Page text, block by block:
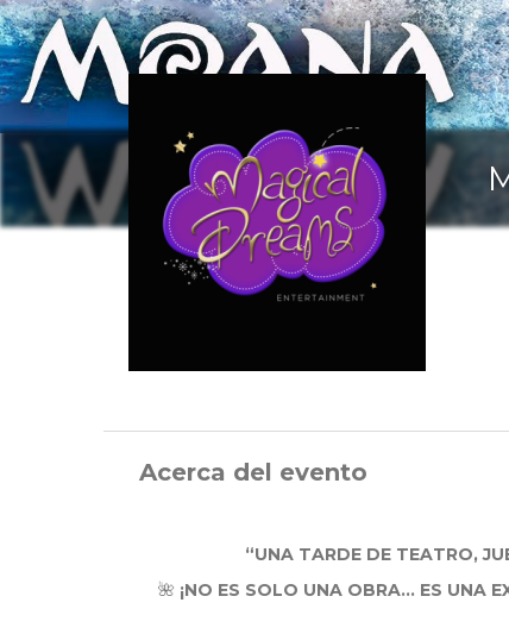
Acerca del evento
“UNA TARDE DE TEATRO,
🌺 ¡NO ES SOLO UNA OBRA… ES UNA